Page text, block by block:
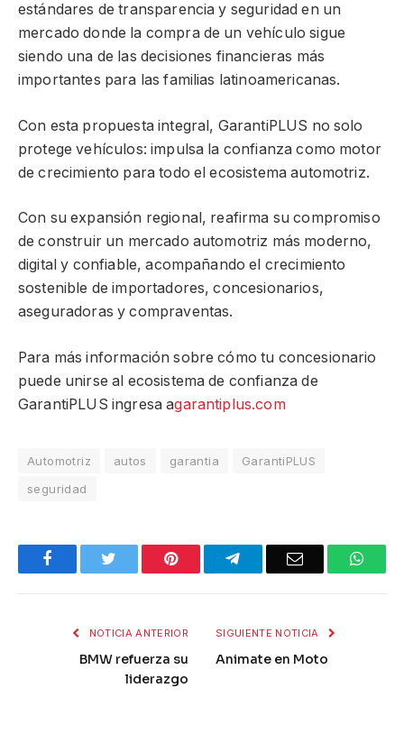
estándares de transparencia y seguridad en un
mercado donde la compra de un vehículo sigue
siendo una de las decisiones financieras más
importantes para las familias latinoamericanas.
Con esta propuesta integral, GarantiPLUS no solo
protege vehículos: impulsa la confianza como motor
de crecimiento para todo el ecosistema automotriz.
Con su expansión regional, reafirma su compromiso
de construir un mercado automotriz más moderno,
digital y confiable, acompañando el crecimiento
sostenible de importadores, concesionarios,
aseguradoras y compraventas.
Para más información sobre cómo tu concesionario
puede unirse al ecosistema de confianza de
GarantiPLUS ingresa agarantiplus.com
Automotriz autos garantia
GarantiPLUS
seguridad
Facebook Pinterest TelegramEmail
NOTICIA ANTERIOR
BMW refuerza su
liderazgo
SIGUIENTE NOTICIA
Animate en Moto